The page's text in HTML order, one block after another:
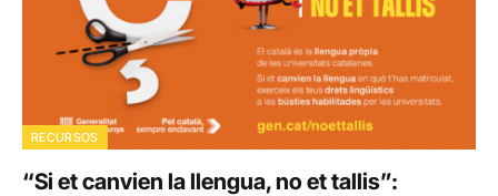
RECURSOS
“Si et canvien la llengua, no et tallis”: